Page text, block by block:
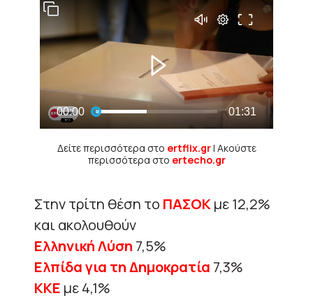
Δείτε περισσότερα στο ertflix.gr| Ακούστε
περισσότερα στο ertecho.gr
Στην τρίτη θέση το ΠΑΣΟΚμε 12,2%
και ακολουθούν
Ελληνική Λύση 7,5%
Ελπίδα για τη Δημοκρατία 7,3%
KKE με 4,1%